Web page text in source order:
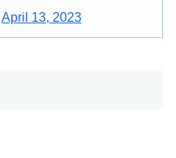
April 13, 2023